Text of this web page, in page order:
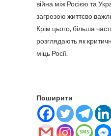
війна між Росією та
загрозою життєво
Крім цього, більша
розглядають як
міць Росії.
Поширити